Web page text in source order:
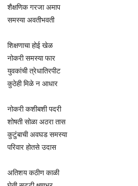
शैक्षणिक गरजा अमाप
समस्या अवतीभवती
शिक्षणाचा होई खेळ
नोकरी समस्या फार
युवकांची त्रेधातिरपीट
कुठेही मिळे न आधार
नोकरी कशीबशी पदरी
शोषती सोळा अठरा तास
कुटुंबाची अवघड समस्या
परिवार होतसे उदास
अतिशय कठीण काळी